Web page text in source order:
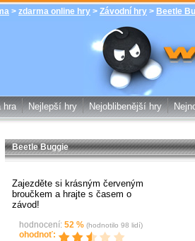
> zdarma online hry > Závodní hry > Beetle
Beetle
online hry
hra Nejlepší hry Nejoblibenější hry
Beetle Buggie
Zajezděte si krásným červeným
broučkem a hrajte s časem o
závod!
hodnocení: 52 % (hodnotilo 98 lidí)
ohodnoť: